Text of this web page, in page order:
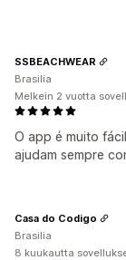
O app é muito
ajudam sempre
SSBEACHWEAR
Brasilia
Melkein 2 vuotta
Casa do Codigo
Brasilia
8 kuukautta